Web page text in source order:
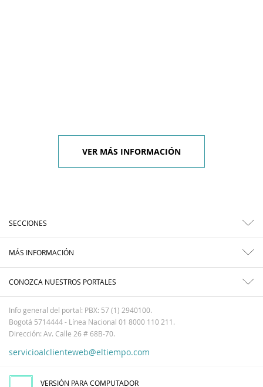
VER MÁS INFORMACIÓN
SECCIONES
MÁS INFORMACIÓN
CONOZCA NUESTROS PORTALES
Info general del portal: PBX: 57 (1) 2940100.
Bogotá 5714444 - Línea Nacional 01 8000 110 211.
Dirección: Av. Calle 26 # 68B-70.
servicioalclienteweb@eltiempo.com
VERSIÓN PARA COMPUTADOR